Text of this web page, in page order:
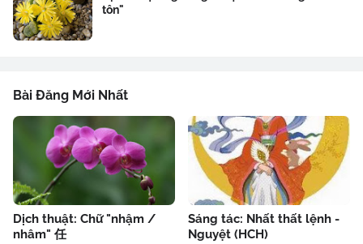
tôn"
Bài Đăng Mới Nhất
Dịch thuật: Chữ "nhậm /
nhâm" 任
Sáng tác: Nhất thất lệnh -
Nguyệt (HCH)